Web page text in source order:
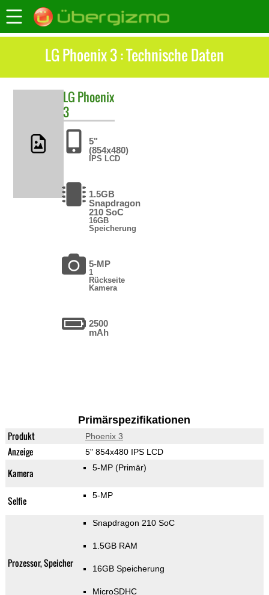
LG Phoenix 3 : Technische Daten
LG Phoenix
3
5"
(854x480)
IPS LCD
1.5GB
Snapdragon
210 SoC
16GB
Speicherung
5-MP
1
Rückseite
Kamera
2500
mAh
Primärspezifikationen
Produkt Phoenix 3
Anzeige 5" 854x480 IPS LCD
Kamera 5-MP (Primär)
Selfie 5-MP
Prozessor, Speicher
Snapdragon 210 SoC
1.5GB RAM
16GB Speicherung
MicroSDHC